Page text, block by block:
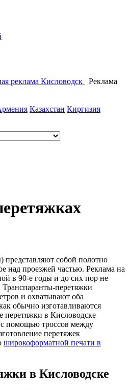
реклама Кисловодск
Реклама
Казахстан Киргизия
представляют собой полотно
над проезжей частью. Реклама на
в 90-е годы и до сих пор не
Транспаранты-перетяжки
и охватывают оба
обычно изготавливаются
перетяжки в Кисловодске
с помощью троссов между
перетяжек
широкоформатной печати в
в Кисловодске